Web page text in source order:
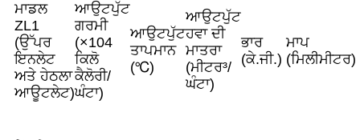
ਮਾਡਲ
ZL1
(ਉੱਪਰ
ਇਨਲੇਟ
ਅਤੇ ਹੇਠਲਾ
ਆਊਟਲੇਟ)
ਆਉਟਪੁੱਟ
ਗਰਮੀ
(×104
ਕਿਲੋ
ਕੈਲੋਰੀ/
ਘੰਟਾ)
ਆਉਟਪੁੱਟ
ਤਾਪਮਾਨ
(℃)
ਆਉਟਪੁੱਟ
ਹਵਾ ਦੀ
ਮਾਤਰਾ
(ਮੀਟਰ³/
ਘੰਟਾ)
ਭਾਰ
(ਕੇ.ਜੀ.)
ਮਾਪ
(ਮਿਲੀਮੀਟਰ)